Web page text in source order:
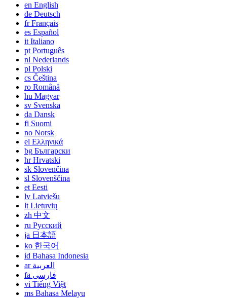
en English
de Deutsch
frFrançais
es Español
it Italiano
pt Português
nl Nederlands
pl Polski
cs Čeština
ro Română
hu Magyar
sv Svenska
da Dansk
fi Suomi
no Norsk
el Ελληνικά
bg Български
hrHrvatski
sk Slovenčina
sl Slovenščina
et Eesti
lv Latviešu
lt Lietuvių
zh 中文
ru Русский
ja 日本語
ko 한국어
id Bahasa Indonesia
ar العربية
fa فارسی
vi Tiếng Việt
ms Bahasa Melayu